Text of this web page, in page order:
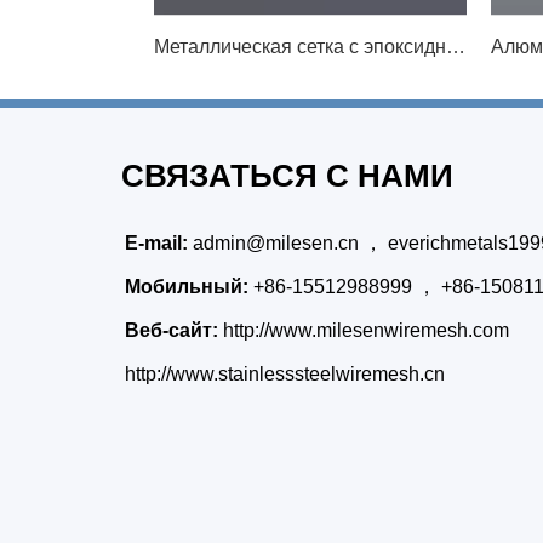
Металлическая сетка с эпоксидным покрытием
СВЯЗАТЬСЯ С НАМИ
E-mail: admin@milesen.cn ，
Мобильный: +86-15512988999 ， +86-
Веб-сайт: http://www.milesenwiremesh.com
http://www.stainlesssteelwiremesh.cn